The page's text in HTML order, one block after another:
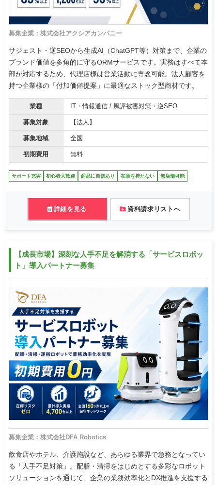
募集企業：株式会社アクシアカンパニー
サジェスト・逆SEOから生成AI（ChatGPT等）対策まで、企業の
ブランド価値を多角的に守るORMサービスです。実務はすべて本
部が対応するため、代理店様は営業活動に専念可能。法人顧客を
持つ企業様の「付加価値提案」に最適なストック型商材です。
業種 IT・情報通信 / 風評被害対策・逆SEO
募集対象 【法人】
募集地域 全国
初期費用 無料
サポート充実 初心者大歓迎 商品に自信あり 在庫を持たない 無店舗可能
詳細を見る 資料請求リストへ
【成長市場】深刻な人手不足を解消する「サービスロボッ
ト」導入パートナー募集
募集企業：株式会社DFA Robotics
飲食店やホテル、介護施設など、あらゆる業界で急務となってい
る「人手不足対策」。配膳・清掃をはじめとする多彩なロボット
ソリューションを通じて、企業の業務効率化とDX推進を支援する